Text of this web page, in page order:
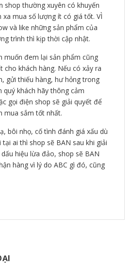
shop thường xuyên có khuyến
xa mua số lượng ít có giá tốt. VÌ
và like những sản phẩm của
trình thì kịp thời cập nhật.
muốn đem lại sản phẩm cũng
cho khách hàng. Nếu có xảy ra
gửi thiếu hàng, hư hỏng trong
quý khách hãy thông cảm
gọi điện shop sẽ giải quyết để
mua sắm tốt nhất.
bôi nhọ, cố tình đánh giá xấu dù
ai thì shop sẽ BAN sau khi giải
hiệu lừa đảo, shop sẽ BAN
hàng vì lý do ABC gì đó, cũng